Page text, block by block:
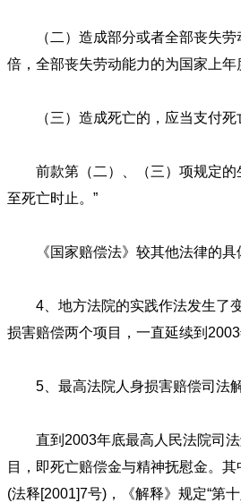
（二）造成部分或者全部丧失劳
倍，全部丧失劳动能力的为国家上
（三）造成死亡的，应当支付死亡
前款第（二）、（三）项规定的
至死亡时止。”
《国家赔偿法》较其他法律的具体
4、地方法院的实践作法发生了变
损害赔偿两个项目，一直延续到2003
5、最高法院人身损害赔偿司法解
直到2003年底最高人民法院司法
目，即死亡赔偿金与精神抚慰金。
(法释[2001]7号)，《解释》规定“第